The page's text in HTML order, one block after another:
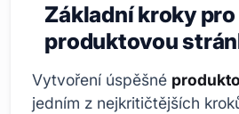
Základní kroky
produktovou
Vytvoření úspěšné
jedním z nejkritičtějších